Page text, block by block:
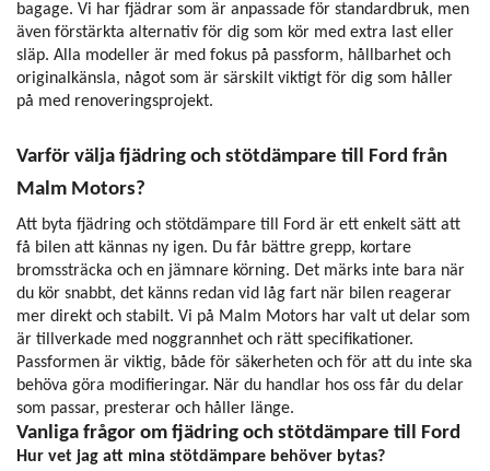
bagage. Vi har fjädrar som är anpassade för standardbruk, men
även förstärkta alternativ för dig som kör med extra last eller
släp. Alla modeller är med fokus på passform, hållbarhet och
originalkänsla, något som är särskilt viktigt för dig som håller
på med renoveringsprojekt.
Varför välja fjädring och stötdämpare till Ford från
Malm Motors?
Att byta fjädring och stötdämpare till Ford är ett enkelt sätt att
få bilen att kännas ny igen. Du får bättre grepp, kortare
bromssträcka och en jämnare körning. Det märks inte bara när
du kör snabbt, det känns redan vid låg fart när bilen reagerar
mer direkt och stabilt. Vi på Malm Motors har valt ut delar som
är tillverkade med noggrannhet och rätt specifikationer.
Passformen är viktig, både för säkerheten och för att du inte ska
behöva göra modifieringar. När du handlar hos oss får du delar
som passar, presterar och håller länge.
Vanliga frågor om fjädring och stötdämpare till Ford
Hur vet jag att mina stötdämpare behöver bytas?